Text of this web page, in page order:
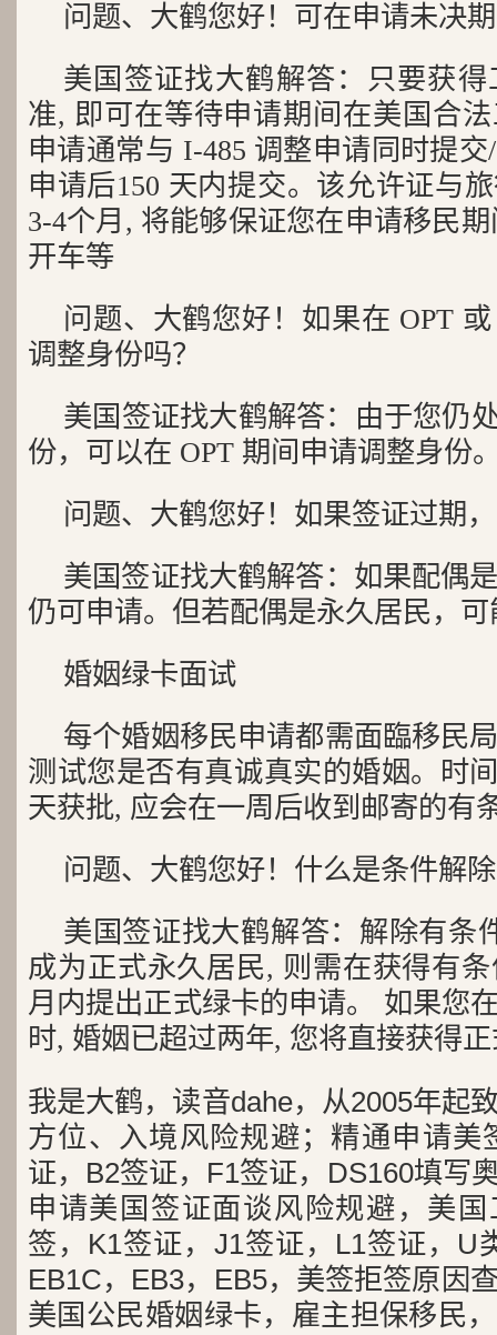
问题、大鹤您好！可在申请未决
美国签证找大鹤解答：只要获
准, 即可在等待申请期间在美国合
申请通常与 I-485 调整申请同时提
申请后150 天内提交。该允许证与
3-4个月, 将能够保证您在申请移民
开车等
问题、大鹤您好！如果在 OPT
调整身份吗？
美国签证找大鹤解答：由于您仍
份，可以在 OPT 期间申请调整身份
问题、大鹤您好！如果签证过期
美国签证找大鹤解答：如果配偶
仍可申请。但若配偶是永久居民，
婚姻绿卡面试
每个婚姻移民申请都需面臨移民
测试您是否有真诚真实的婚姻。时
天获批, 应会在一周后收到邮寄的有
问题、大鹤您好！什么是条件解
美国签证找大鹤解答：解除有条
成为正式永久居民, 则需在获得有
月内提出正式绿卡的申请。 如果您
时, 婚姻已超过两年, 您将直接获得
我是大鹤，读音dahe，从2005年起
方位、入境风险规避；精通申请美
证，B2签证，F1签证，DS160填写
申请美国签证面谈风险规避，美
签，K1签证，J1签证，L1签证，U
EB1C，EB3，EB5，美签拒签原因
美国公民婚姻绿卡，雇主担保移民